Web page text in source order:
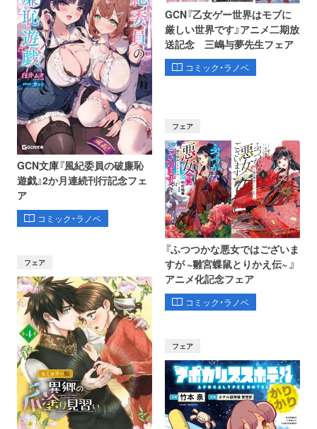
GCN文庫『風紀委員の破廉恥
遊戯』2か月連続刊行記念フェ
ア
コミック・ラノベ
GCN『乙女ゲー世界はモブに
厳しい世界です』アニメ二期放
送記念 三嶋与夢先生フェア
コミック・ラノベ
フェア
フェア
『ふつつかな悪女ではございま
すが ~雛宮蝶鼠とりかえ伝~ 』
アニメ化記念フェア
コミック・ラノベ
フェア